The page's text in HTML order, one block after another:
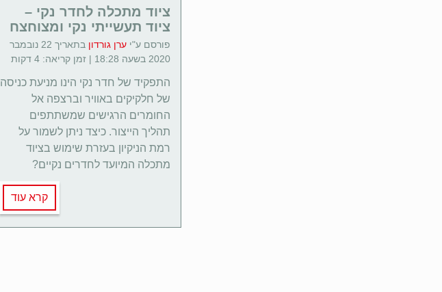
ציוד מתכלה לחדר נקי –
ציוד תעשייתי נקי ומצוחצח
פורסם ע"י ערן גורדון
בתאריך 22 נובמבר
2020 בשעה 18:28 | זמן קריאה: 4 דקות
התפקיד של חדר נקי הינו מניעת כניסה
של חלקיקים באוויר וברצפה אל
החומרים הרגישים שמשתתפים
תהליך הייצור. כיצד ניתן לשמור על
רמת הניקיון בעזרת שימוש בציוד
מתכלה המיועד לחדרים נקיים?
קרא עוד